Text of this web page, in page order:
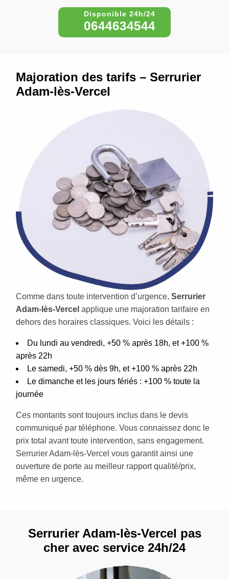
0644634544
Majoration des tarifs – Serrurier
Adam-lès-Vercel
Comme dans toute intervention d’urgence, Serrurier
Adam-lès-Vercel applique une majoration tarifaire en
dehors des horaires classiques. Voici les détails :
Du lundi au vendredi, +50 % après 18h, et +100 %
après 22h
Le samedi, +50 % dès 9h, et +100 % après 22h
Le dimanche et les jours fériés : +100 % toute la
journée
Ces montants sont toujours inclus dans le devis
communiqué par téléphone. Vous connaissez donc le
prix total avant toute intervention, sans engagement.
Serrurier Adam-lès-Vercel vous garantit ainsi une
ouverture de porte au meilleur rapport qualité/prix,
même en urgence.
Serrurier Adam-lès-Vercel pas
cher avec service 24h/24